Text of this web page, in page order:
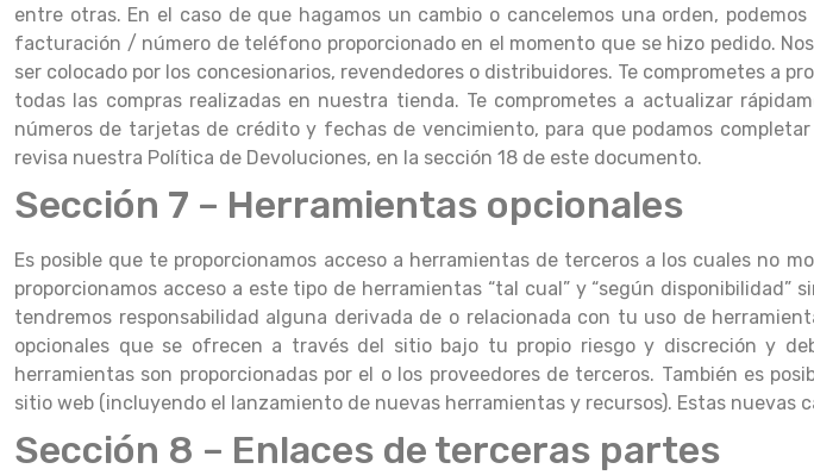
entre otras. En el caso de que hagamos un cambio o cancelemos una orden,
facturación / número de teléfono proporcionado en el momento que se hizo pedido.
ser colocado por los concesionarios, revendedores o distribuidores. Te comprometes a
todas las compras realizadas en nuestra tienda. Te comprometes a actualizar
números de tarjetas de crédito y fechas de vencimiento, para que podamos
revisa nuestra Política de Devoluciones, en la sección 18 de este documento.
Sección 7 – Herramientas opcionales
Es posible que te proporcionamos acceso a herramientas de terceros a los cuales no
proporcionamos acceso a este tipo de herramientas “tal cual” y “según
tendremos responsabilidad alguna derivada de o relacionada con tu uso de
opcionales que se ofrecen a través del sitio bajo tu propio riesgo y discreción y
herramientas son proporcionadas por el o los proveedores de terceros. También es
sitio web (incluyendo el lanzamiento de nuevas herramientas y recursos). Estas
Sección 8 – Enlaces de terceras partes